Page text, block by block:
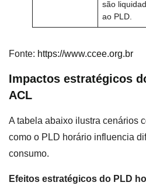
são
ao PLD.
Fonte: https://www.ccee.org.br
Impactos estratégicos
ACL
A tabela abaixo ilustra cenários
como o PLD horário influencia
consumo.
Efeitos estratégicos do PLD